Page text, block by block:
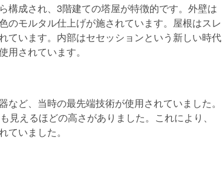
構成され、3階建ての塔屋が特徴的です。外壁は
のモルタル仕上げが施されています。屋根はスレ
ています。内部はセセッションという新しい時代
されています。
ど、当時の最先端技術が使用されていました。
えるほどの高さがありました。これにより、
いました。